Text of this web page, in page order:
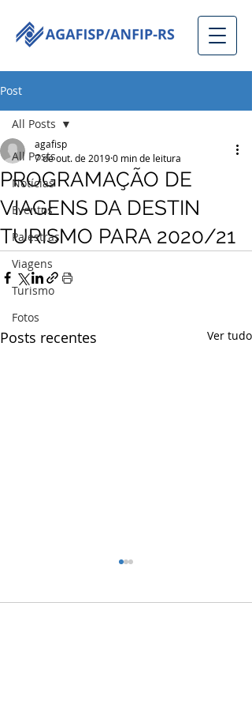
Post
All Posts
Notícias
Eventos
Palestras
Viagens
Turismo
Fotos
All Posts
PROGRAMAÇÃO DE
VIAGENS DA DESTIN
TURISMO PARA 2020/21
agafisp
7 de out. de 20190 min de leitura
Posts recentes Ver tudo